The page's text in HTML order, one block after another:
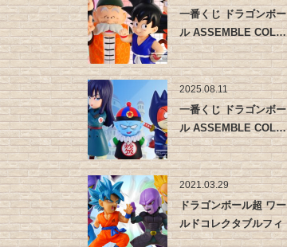
一番くじ ドラゴンボー
ル ASSEMBLE COL…
2025.08.11
一番くじ ドラゴンボー
ル ASSEMBLE COL…
2021.03.29
ドラゴンボール超 ワー
ルドコレクタブルフィ
ギュア …